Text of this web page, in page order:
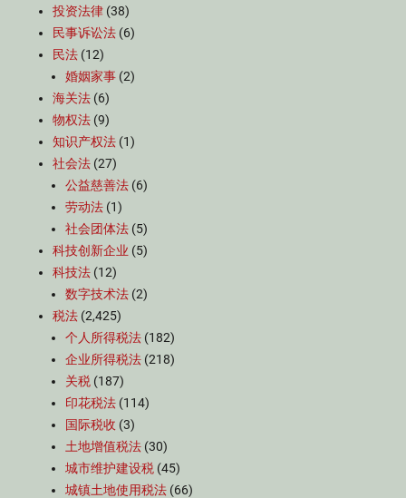
投资法律 (38)
民事诉讼法 (6)
民法 (12)
婚姻家事 (2)
海关法 (6)
物权法 (9)
知识产权法 (1)
社会法 (27)
公益慈善法 (6)
劳动法 (1)
社会团体法 (5)
科技创新企业 (5)
科技法 (12)
数字技术法 (2)
税法 (2,425)
个人所得税法 (182)
企业所得税法 (218)
关税 (187)
印花税法 (114)
国际税收 (3)
土地增值税法 (30)
城市维护建设税 (45)
城镇土地使用税法 (66)